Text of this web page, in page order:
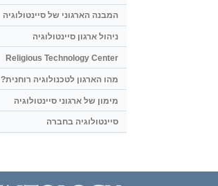
המבנה הארגוני של סיינטולוגיה
ניהול ארגון סיינטולוגיה
Religious Technology Center
מהו הארגון לטכנולוגיה רוחנית?
מימון של ארגוני סיינטולוגיה
סיינטולוגיה בחברה